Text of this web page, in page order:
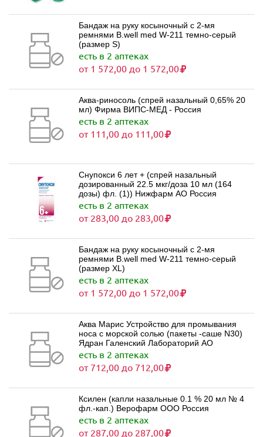
Бандаж на руку косыночный с 2-мя
ремнями B.well med W-211 темно-серый
(размер S)
есть в 2 аптеках
от 1 572,00 до 1 572,00
Аква-риносоль (спрей назальный 0,65% 20
мл) Фирма ВИПС-МЕД - Россия
есть в 2 аптеках
от 111,00 до 111,00
Снупокси 6 лет + (спрей назальный
дозированный 22.5 мкг/доза 10 мл (164
дозы) фл. (1)) Нижфарм АО Россия
есть в 2 аптеках
от 283,00 до 283,00
Бандаж на руку косыночный с 2-мя
ремнями B.well med W-211 темно-серый
(размер XL)
есть в 2 аптеках
от 1 572,00 до 1 572,00
Аква Марис Устройство для промывания
носа с морской солью (пакеты -саше N30)
Ядран Галенский Лабораторий АО
есть в 2 аптеках
от 712,00 до 712,00
Ксилен (капли назальные 0.1 % 20 мл № 4
фл.-кап.) Верофарм ООО Россия
есть в 2 аптеках
от 287,00 до 287,00